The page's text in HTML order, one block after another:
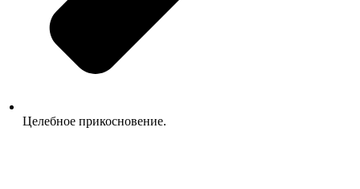
Целебное прикосновение.